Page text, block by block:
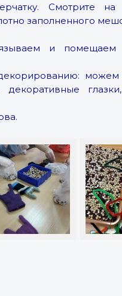
Смотрите на
заполненного
и помещаем
можем
декоративные